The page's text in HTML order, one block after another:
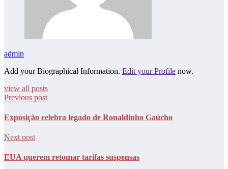
admin
Add your Biographical Information. Edit your Profile now.
view all posts
Previous post
Exposição celebra legado de Ronaldinho Gaúcho
Next post
EUA querem retomar tarifas suspensas